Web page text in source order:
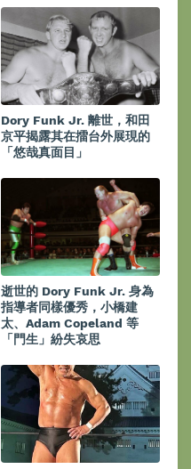
Dory Funk Jr. 離世，和田
京平揭露其在擂台外展現的
「悠哉真面目」
逝世的 Dory Funk Jr. 身為
指導者同樣優秀，小橋建
太、Adam Copeland 等
「門生」紛失哀思